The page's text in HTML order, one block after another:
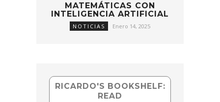
MATEMÁTICAS CON
INTELIGENCIA ARTIFICIAL
NOTICIAS Enero 14, 2025
RICARDO'S BOOKSHELF:
READ